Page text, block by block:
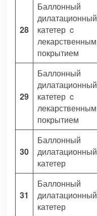
28
Баллонный
дилатационный
катетер c
лекарственным
покрытием
29
Баллонный
дилатационный
катетер c
лекарственным
покрытием
30
Баллонный
дилатационный
катетер
31
Баллонный
дилатационный
катетер